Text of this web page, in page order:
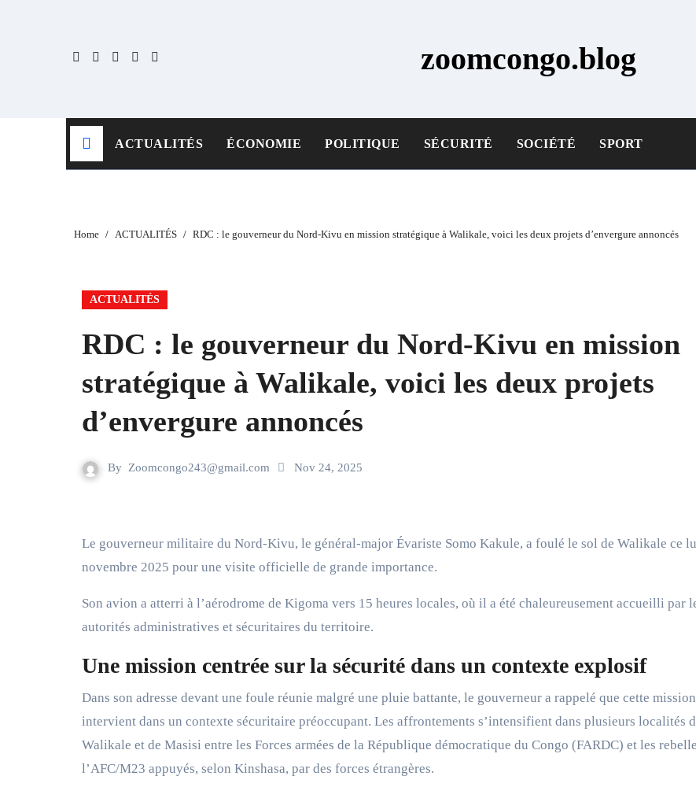
zoomcongo.blog
ACTUALITÉS ÉCONOMIE POLITIQUE SÉCURITÉ SOCIÉTÉ SPORT
Home ACTUALITÉS RDC : le gouverneur du Nord-Kivu en mission stratégique à Walikale, voici les deux projets d’envergure annoncés
ACTUALITÉS
RDC : le gouverneur du Nord-Kivu en mission
stratégique à Walikale, voici les deux projets
d’envergure annoncés
By Zoomcongo243@gmail.com Nov 24, 2025
Le gouverneur militaire du Nord-Kivu, le général-major Évariste Somo Kakule, a foulé le sol de Walikale ce lundi 24
novembre 2025 pour une visite officielle de grande importance.
Son avion a atterri à l’aérodrome de Kigoma vers 15 heures locales, où il a été chaleureusement accueilli par
autorités administratives et sécuritaires du territoire.
Une mission centrée sur la sécurité dans un contexte explosif
Dans son adresse devant une foule réunie malgré une pluie battante, le gouverneur a rappelé que cette mission
intervient dans un contexte sécuritaire préoccupant. Les affrontements s’intensifient dans plusieurs localités
Walikale et de Masisi entre les Forces armées de la République démocratique du Congo (FARDC) et les
l’AFC/M23 appuyés, selon Kinshasa, par des forces étrangères.